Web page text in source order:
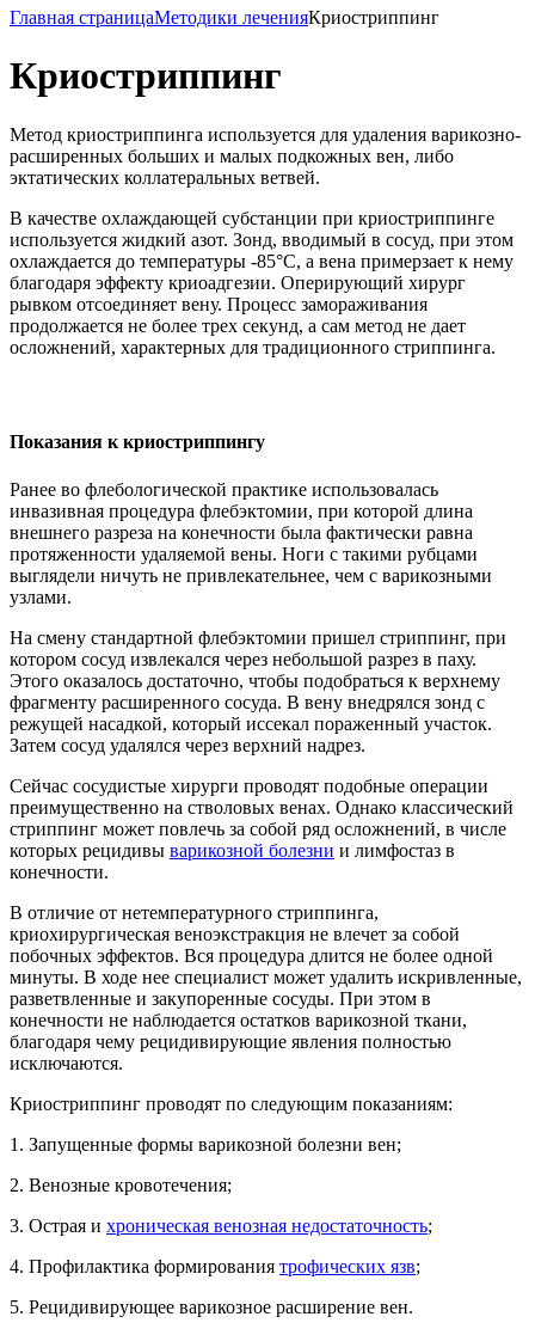
Главная страницаМетодики леченияКриостриппинг
Криостриппинг
Метод криостриппинга используется для удаления варикозно-
расширенных больших и малых подкожных вен, либо
эктатических коллатеральных ветвей.
В качестве охлаждающей субстанции при криостриппинге
используется жидкий азот. Зонд, вводимый в сосуд, при этом
охлаждается до температуры -85°С, а вена примерзает к нему
благодаря эффекту криоадгезии. Оперирующий хирург
рывком отсоединяет вену. Процесс замораживания
продолжается не более трех секунд, а сам метод не дает
осложнений, характерных для традиционного стриппинга.
Показания к криостриппингу
Ранее во флебологической практике использовалась
инвазивная процедура флебэктомии, при которой длина
внешнего разреза на конечности была фактически равна
протяженности удаляемой вены. Ноги с такими рубцами
выглядели ничуть не привлекательнее, чем с варикозными
узлами.
На смену стандартной флебэктомии пришел стриппинг, при
котором сосуд извлекался через небольшой разрез в паху.
Этого оказалось достаточно, чтобы подобраться к верхнему
фрагменту расширенного сосуда. В вену внедрялся зонд с
режущей насадкой, который иссекал пораженный участок.
Затем сосуд удалялся через верхний надрез.
Сейчас сосудистые хирурги проводят подобные операции
преимущественно на стволовых венах. Однако классический
стриппинг может повлечь за собой ряд осложнений, в числе
которых рецидивы варикозной болезни и лимфостаз в
конечности.
В отличие от нетемпературного стриппинга,
криохирургическая веноэкстракция не влечет за собой
побочных эффектов. Вся процедура длится не более одной
минуты. В ходе нее специалист может удалить искривленные,
разветвленные и закупоренные сосуды. При этом в
конечности не наблюдается остатков варикозной ткани,
благодаря чему рецидивирующие явления полностью
исключаются.
Криостриппинг проводят по следующим показаниям:
1. Запущенные формы варикозной болезни вен;
2. Венозные кровотечения;
3. Острая и хроническая венозная недостаточность;
4. Профилактика формирования трофических язв;
5. Рецидивирующее варикозное расширение вен.